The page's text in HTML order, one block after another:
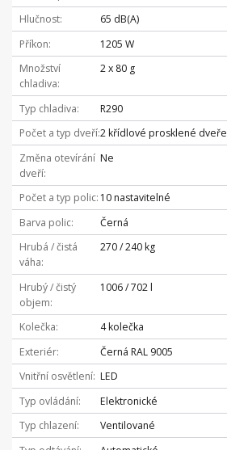
Hlučnost
65 dB(A)
Příkon
1205 W
Množství
chladiva
2 x 80 g
Typ chladiva
R290
Počet a typ dveří2 křídlové prosklené dveře
Změna otevírání
dveří
Ne
Počet a typ polic 10 nastavitelné
Barva polic
Černá
Hrubá / čistá
váha
270 / 240 kg
Hrubý / čistý
objem
1006 / 702 l
Kolečka
4 kolečka
Exteriér
Černá RAL 9005
Vnitřní osvětlení LED
Typ ovládání
Elektronické
Typ chlazení
Ventilované